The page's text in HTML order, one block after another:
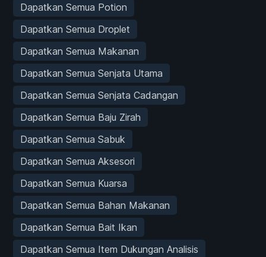
Dapatkan Semua Potion
Dapatkan Semua Droplet
Dapatkan Semua Makanan
Dapatkan Semua Senjata Utama
Dapatkan Semua Senjata Cadangan
Dapatkan Semua Baju Zirah
Dapatkan Semua Sabuk
Dapatkan Semua Aksesori
Dapatkan Semua Kuarsa
Dapatkan Semua Bahan Makanan
Dapatkan Semua Bait Ikan
Dapatkan Semua Item Dukungan Analisis